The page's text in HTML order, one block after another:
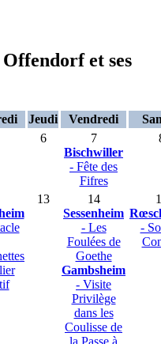
et ses
Jeudi Vendredi
6
7
Bischwiller
- Fête des
Fifres
13
14
Sessenheim
- Les
Foulées de
Goethe
Gambsheim
- Visite
Privilège
dans les
Coulisse de
la Passe à
-